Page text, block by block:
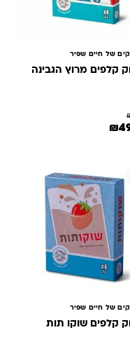
חיים שפיר
מרוץ הגבינה
היה: ₪60.00.
המחיר הנוכחי הוא: ₪49.00.
חיים שפיר
שוקו תות